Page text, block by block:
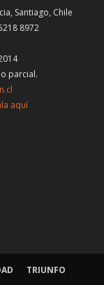
Santiago, Chile
8972
parcial.
aquí
TRIUNFO